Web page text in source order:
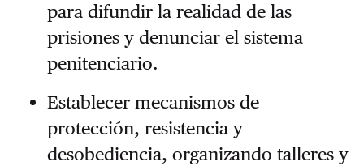
para difundir la realidad de las
prisiones y denunciar el sistema
penitenciario.
Establecer mecanismos de
protección, resistencia y
desobediencia, organizando talleres y